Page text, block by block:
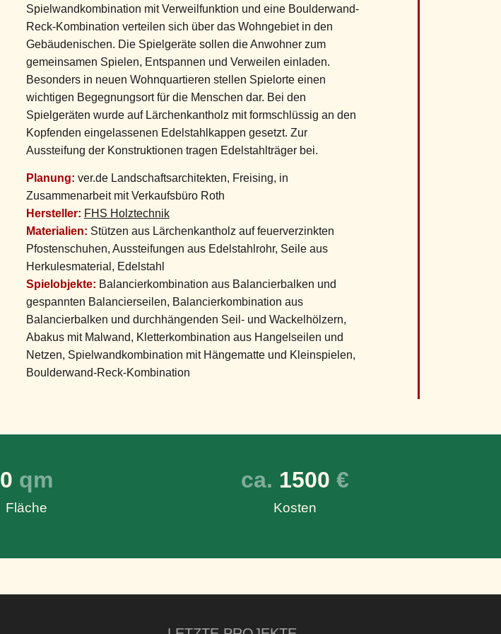
Spielwandkombination mit Verweilfunktion und eine Boulderwand-
Reck-Kombination verteilen sich über das Wohngebiet in den
Gebäudenischen. Die Spielgeräte sollen die Anwohner zum
gemeinsamen Spielen, Entspannen und Verweilen einladen.
Besonders in neuen Wohnquartieren stellen Spielorte einen
wichtigen Begegnungsort für die Menschen dar. Bei den
Spielgeräten wurde auf Lärchenkantholz mit formschlüssig an den
Kopfenden eingelassenen Edelstahlkappen gesetzt. Zur
Aussteifung der Konstruktionen tragen Edelstahlträger bei.
Planung: ver.de Landschaftsarchitekten, Freising, in
Zusammenarbeit mit Verkaufsbüro Roth
Hersteller: FHS Holztechnik
Materialien: Stützen aus Lärchenkantholz auf feuerverzinkten
Pfostenschuhen, Aussteifungen aus Edelstahlrohr, Seile aus
Herkulesmaterial, Edelstahl
Spielobjekte: Balancierkombination aus Balancierbalken und
gespannten Balancierseilen, Balancierkombination aus
Balancierbalken und durchhängenden Seil- und Wackelhölzern,
Abakus mit Malwand, Kletterkombination aus Hangelseilen und
Netzen, Spielwandkombination mit Hängematte und Kleinspielen,
Boulderwand-Reck-Kombination
Fläche
0 qm
Kosten
ca. 1500 €